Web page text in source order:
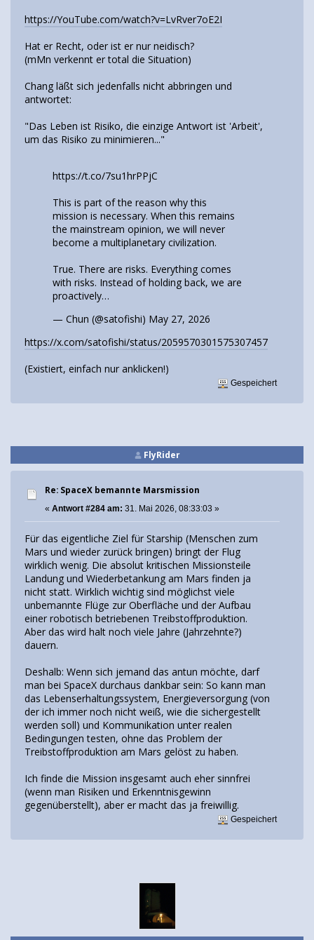
https://YouTube.com/watch?v=LvRver7oE2I
Hat er Recht, oder ist er nur neidisch?
(mMn verkennt er total die Situation)
Chang läßt sich jedenfalls nicht abbringen und
antwortet:
"Das Leben ist Risiko, die einzige Antwort ist 'Arbeit',
um das Risiko zu minimieren..."
https://t.co/7su1hrPPjC
This is part of the reason why this
mission is necessary. When this remains
the mainstream opinion, we will never
become a multiplanetary civilization.
True. There are risks. Everything comes
with risks. Instead of holding back, we are
proactively…
— Chun (@satofishi) May 27, 2026
https://x.com/satofishi/status/2059570301575307457
(Existiert, einfach nur anklicken!)
Gespeichert
FlyRider
Re: SpaceX bemannte Marsmission
« Antwort #284 am: 31. Mai 2026, 08:33:03 »
Für das eigentliche Ziel für Starship (Menschen zum
Mars und wieder zurück bringen) bringt der Flug
wirklich wenig. Die absolut kritischen Missionsteile
Landung und Wiederbetankung am Mars finden ja
nicht statt. Wirklich wichtig sind möglichst viele
unbemannte Flüge zur Oberfläche und der Aufbau
einer robotisch betriebenen Treibstoffproduktion.
Aber das wird halt noch viele Jahre (Jahrzehnte?)
dauern.
Deshalb: Wenn sich jemand das antun möchte, darf
man bei SpaceX durchaus dankbar sein: So kann man
das Lebenserhaltungssystem, Energieversorgung (von
der ich immer noch nicht weiß, wie die sichergestellt
werden soll) und Kommunikation unter realen
Bedingungen testen, ohne das Problem der
Treibstoffproduktion am Mars gelöst zu haben.
Ich finde die Mission insgesamt auch eher sinnfrei
(wenn man Risiken und Erkenntnisgewinn
gegenüberstellt), aber er macht das ja freiwillig.
Gespeichert